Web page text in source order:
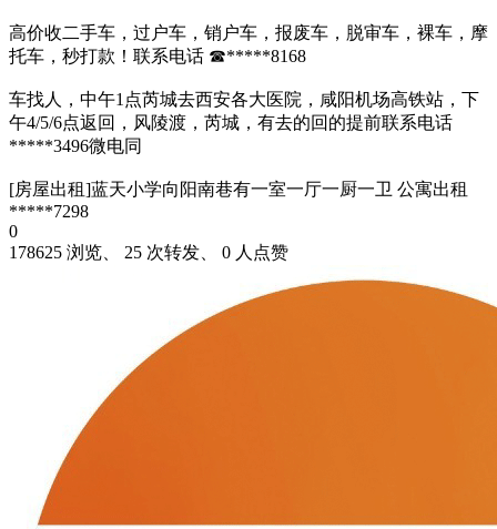
高价收二手车，过户车，销户车，报废车，脱审车，裸车，摩
托车，秒打款！联系电话 ☎*****8168
车找人，中午1点芮城去西安各大医院，咸阳机场高铁站，下
午4/5/6点返回，风陵渡，芮城，有去的回的提前联系电话
*****3496微电同
[房屋出租]蓝天小学向阳南巷有一室一厅一厨一卫 公寓出租
*****7298
0
178625 浏览、 25 次转发、 0 人点赞